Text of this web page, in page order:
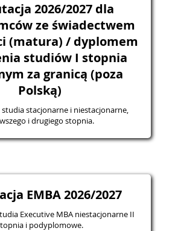
2026/2027 dla
ze świadectwem
(matura) / dyplomem
studiów I stopnia
za granicą (poza
Polską)
studia stacjonarne i niestacjonarne,
i drugiego stopnia.
EMBA 2026/2027
Executive MBA niestacjonarne II
i podyplomowe.